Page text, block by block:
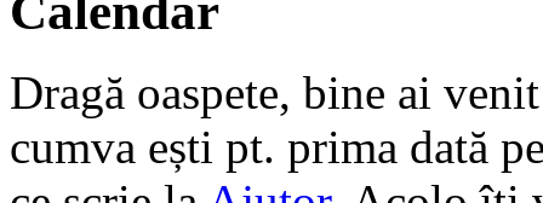
Dragă oaspete, bine ai
cumva ești pt. prima dată